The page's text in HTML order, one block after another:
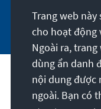
Sứ mệnh của
Trang web
cho hoạt động
Ngoài ra,
dùng ẩn danh
nội dung được
ngoài. Bạn có